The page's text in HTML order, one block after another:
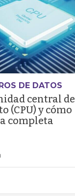
DE DATOS
central de
(CPU) y cómo
completa